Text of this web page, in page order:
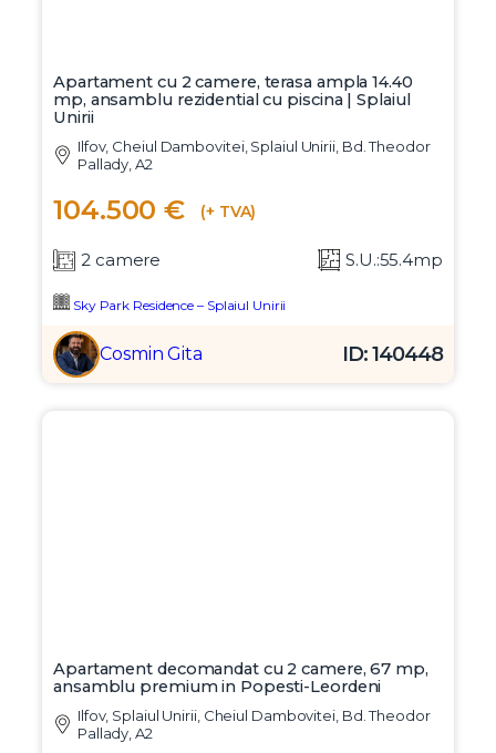
Apartament cu 2 camere, terasa ampla 14.40
mp, ansamblu rezidential cu piscina | Splaiul
Unirii
Ilfov, Cheiul Dambovitei, Splaiul Unirii, Bd. Theodor
Pallady, A2
104.500 € (+ TVA)
2 camere S.U.:55.4mp
Sky Park Residence – Splaiul Unirii
Cosmin Gita ID: 140448
Apartament decomandat cu 2 camere, 67 mp,
ansamblu premium in Popesti-Leordeni
Ilfov, Splaiul Unirii, Cheiul Dambovitei, Bd. Theodor
Pallady, A2